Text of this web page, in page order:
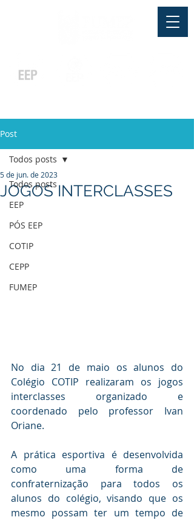
Post
Todos posts
EEP
PÓS EEP
COTIP
CEPP
FUMEP
Todos posts
JOGOS INTERCLASSES
5 de jun. de 2023
No dia 21 de maio os alunos do
Colégio COTIP realizaram os jogos
interclasses organizado e
coordenado pelo professor Ivan
Oriane.
A prática esportiva é desenvolvida
como uma forma de
confraternização para todos os
alunos do colégio, visando que os
mesmo possam ter um tempo de